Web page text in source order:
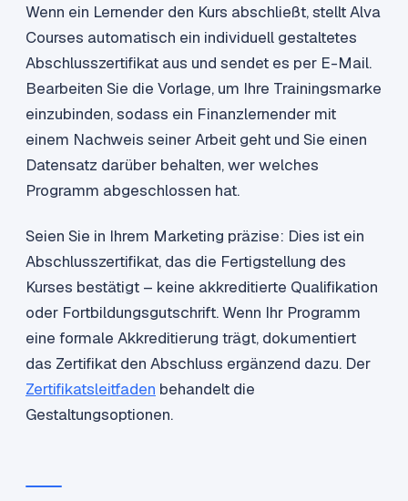
Wenn ein Lernender den Kurs abschließt, stellt Alva
Courses automatisch ein individuell gestaltetes
Abschlusszertifikat aus und sendet es per E-Mail.
Bearbeiten Sie die Vorlage, um Ihre Trainingsmarke
einzubinden, sodass ein Finanzlernender mit
einem Nachweis seiner Arbeit geht und Sie einen
Datensatz darüber behalten, wer welches
Programm abgeschlossen hat.
Seien Sie in Ihrem Marketing präzise: Dies ist ein
Abschlusszertifikat, das die Fertigstellung des
Kurses bestätigt – keine akkreditierte Qualifikation
oder Fortbildungsgutschrift. Wenn Ihr Programm
eine formale Akkreditierung trägt, dokumentiert
das Zertifikat den Abschluss ergänzend dazu. Der
Zertifikatsleitfaden behandelt die
Gestaltungsoptionen.